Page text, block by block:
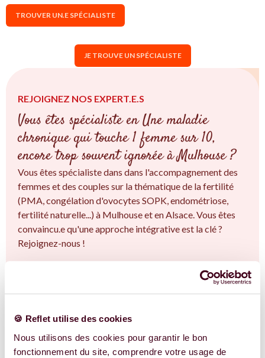
🍪 Reflet utilise des cookies
Nous utilisons des cookies pour garantir le bon
fonctionnement du site, comprendre votre usage de
TROUVER UN.E SPÉCIALISTE
JE TROUVE UN SPÉCIALISTE
REJOIGNEZ NOS EXPERT.E.S
Vous êtes spécialiste en Une maladie
chronique qui touche 1 femme sur 10,
encore trop souvent ignorée à Mulhouse ?
Vous êtes spécialiste dans dans l'accompagnement des
femmes et des couples sur la thématique de la fertilité
(PMA, congélation d'ovocytes SOPK, endométriose,
fertilité naturelle...) à Mulhouse et en Alsace. Vous êtes
convaincu.e qu'une approche intégrative est la clé ?
Rejoignez-nous !